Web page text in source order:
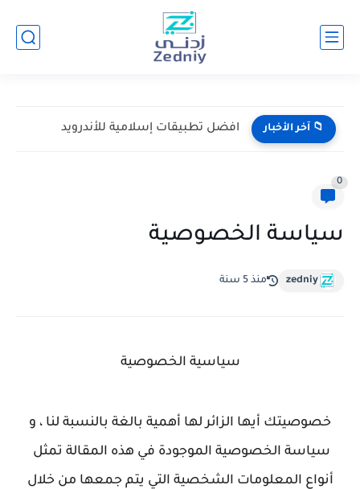
📁 آخر الأخبار افضل تطبيقات إسلامية للأندرويد
0
سياسة الخصوصية
zedniy منذ 5 سنة
سياسية الخصوصية
خصوصيتك أيها الزائر لها أهمية بالغة بالنسبة لنا ، و
سياسة الخصوصية الموجودة في هذه المقالة تمثل
أنواع المعلومات الشخصية التي يتم جمعها من خلال